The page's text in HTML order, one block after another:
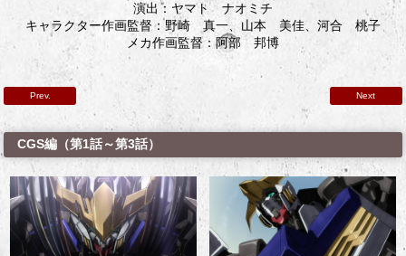
演出：ヤマト ナオミチ
キャラクター作画監督：野崎 真一、山本 美佳、河合 桃子
メカ作画監督：阿部 邦博
Prev. Next
CGS編（第1話～第3話）